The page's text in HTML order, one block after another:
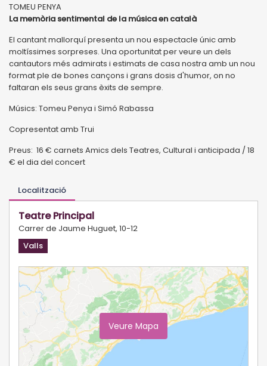
TOMEU PENYA
La memòria sentimental de la música en català
El cantant mallorquí presenta un nou espectacle únic amb
moltíssimes sorpreses. Una oportunitat per veure un dels
cantautors més admirats i estimats de casa nostra amb un nou
format ple de bones cançons i grans dosis d'humor, on no
faltaran els seus grans èxits de sempre.
Músics: Tomeu Penya i Simó Rabassa
Copresentat amb Trui
Preus: 16 € carnets Amics dels Teatres, Cultural i anticipada / 18
€ el dia del concert
Localització
Teatre Principal
Carrer de Jaume Huguet, 10-12
Valls
Veure Mapa